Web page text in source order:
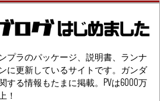
プラのパッケージ、説明書、ランナ
に更新しているサイトです。ガンダ
する情報もたまに掲載。PVは6000万
！